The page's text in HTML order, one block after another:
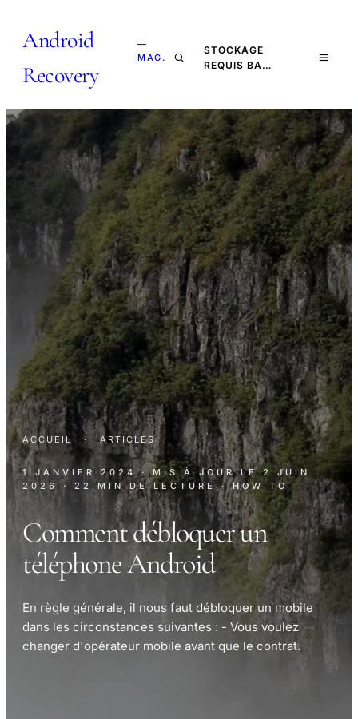
Android
Recovery
—
MAG.
STOCKAGE
REQUIS BA…
ACCUEIL · ARTICLES
1 JANVIER 2024 · MIS À JOUR LE2 JUIN
2026
· 22 MIN DE LECTURE · HOW TO
Comment débloquer un
téléphone Android
En règle générale, il nous faut débloquer un mobile
dans les circonstances suivantes : - Vous voulez
changer d'opérateur mobile avant que le contrat.